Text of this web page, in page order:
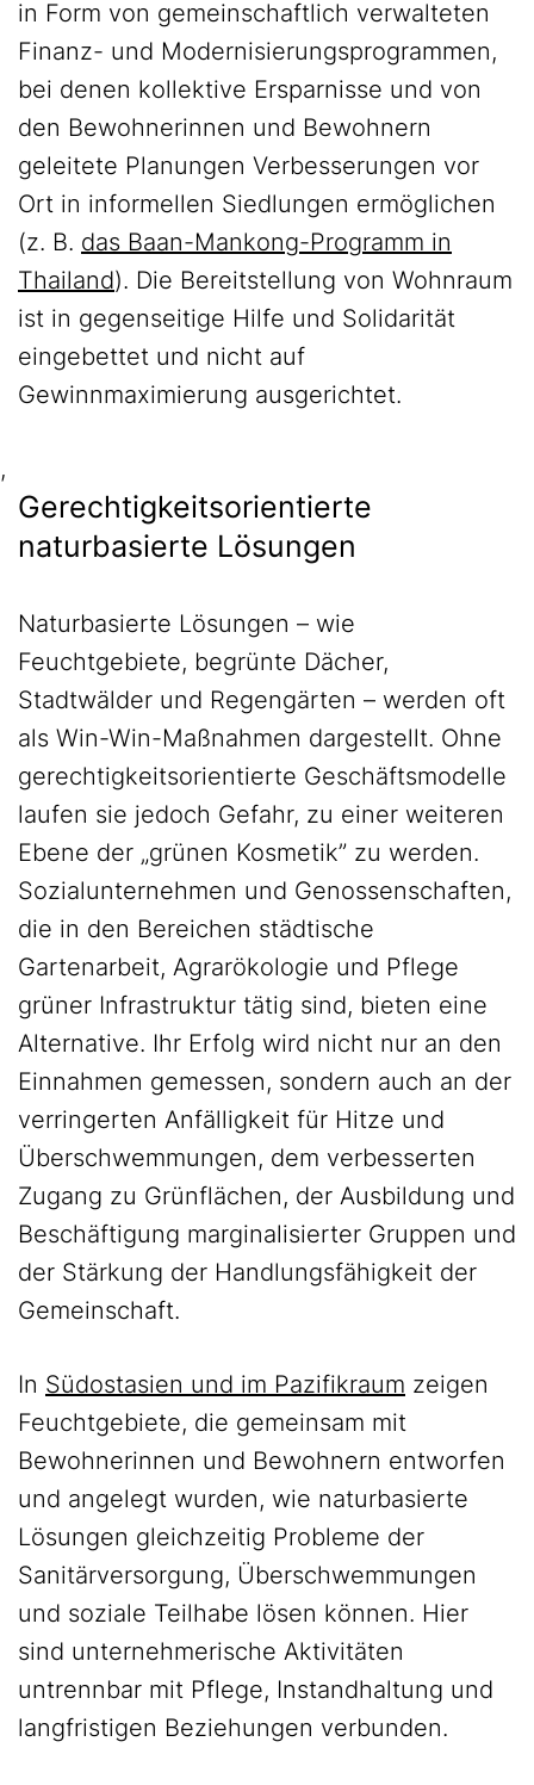
in Form von gemeinschaftlich verwalteten
Finanz- und Modernisierungsprogrammen,
bei denen kollektive Ersparnisse und von
den Bewohnerinnen und Bewohnern
geleitete Planungen Verbesserungen vor
Ort in informellen Siedlungen ermöglichen
(z. B. das Baan-Mankong-Programm in
Thailand). Die Bereitstellung von Wohnraum
ist in gegenseitige Hilfe und Solidarität
eingebettet und nicht auf
Gewinnmaximierung ausgerichtet.
,
Gerechtigkeitsorientierte
naturbasierte Lösungen
Naturbasierte Lösungen – wie
Feuchtgebiete, begrünte Dächer,
Stadtwälder und Regengärten – werden oft
als Win-Win-Maßnahmen dargestellt. Ohne
gerechtigkeitsorientierte Geschäftsmodelle
laufen sie jedoch Gefahr, zu einer weiteren
Ebene der „grünen Kosmetik” zu werden.
Sozialunternehmen und Genossenschaften,
die in den Bereichen städtische
Gartenarbeit, Agrarökologie und Pflege
grüner Infrastruktur tätig sind, bieten eine
Alternative. Ihr Erfolg wird nicht nur an den
Einnahmen gemessen, sondern auch an der
verringerten Anfälligkeit für Hitze und
Überschwemmungen, dem verbesserten
Zugang zu Grünflächen, der Ausbildung und
Beschäftigung marginalisierter Gruppen und
der Stärkung der Handlungsfähigkeit der
Gemeinschaft.
In Südostasien und im Pazifikraum zeigen
Feuchtgebiete, die gemeinsam mit
Bewohnerinnen und Bewohnern entworfen
und angelegt wurden, wie naturbasierte
Lösungen gleichzeitig Probleme der
Sanitärversorgung, Überschwemmungen
und soziale Teilhabe lösen können. Hier
sind unternehmerische Aktivitäten
untrennbar mit Pflege, Instandhaltung und
langfristigen Beziehungen verbunden.